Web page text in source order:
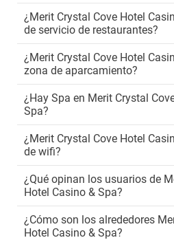
¿Merit Crystal Cove Hotel
de servicio de restaurantes?
¿Merit Crystal Cove Hotel
zona de aparcamiento?
¿Hay Spa en Merit Crystal
Spa?
¿Merit Crystal Cove Hotel
de wifi?
¿Qué opinan los usuarios de
Hotel Casino & Spa?
¿Cómo son los alrededores
Hotel Casino & Spa?